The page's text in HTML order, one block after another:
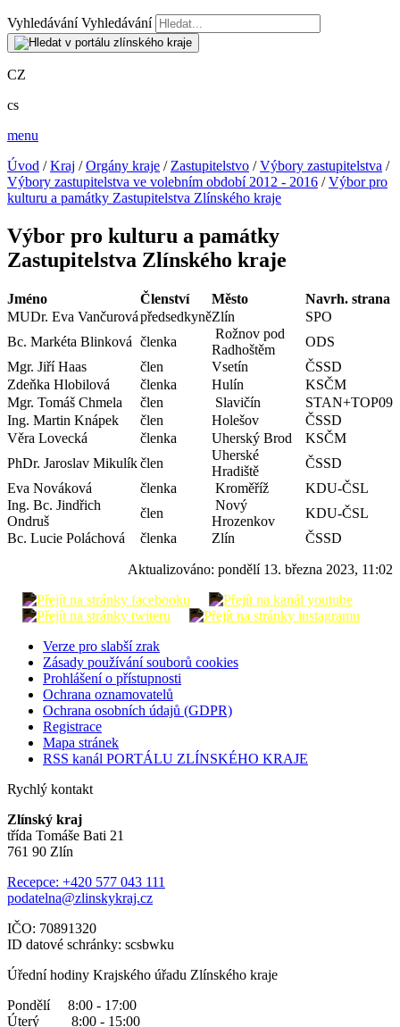
Vyhledávání Vyhledávání
CZ
cs
menu
Úvod /Kraj /Orgány kraje / Zastupitelstvo /Výbory zastupitelstva /
Výbory zastupitelstva ve volebním období 2012 - 2016 /Výbor pro
kulturu a památky Zastupitelstva Zlínského kraje
Výbor pro kulturu a památky
Zastupitelstva Zlínského kraje
Jméno Členství Město
Navrh. strana
MUDr. Eva VančurovápředsedkyněZlín
SPO
Bc. Markéta Blinková členka
Rožnov pod
Radhoštěm
ODS
Mgr. Jiří Haas
člen Vsetín
ČSSD
Zdeňka Hlobilová
členka Hulín
KSČM
Mgr. Tomáš Chmela
člen Slavičín
STAN+TOP09
Ing. Martin Knápek
člen Holešov
ČSSD
Věra Lovecká
členka Uherský Brod
KSČM
PhDr. Jaroslav Mikulíkčlen
Uherské
Hradiště
ČSSD
Eva Nováková
členka Kroměříž
KDU-ČSL
Ing. Bc. Jindřich
Ondruš
člen
Nový
Hrozenkov
KDU-ČSL
Bc. Lucie Poláchová
členka Zlín ČSSD
Aktualizováno: pondělí 13. března 2023, 11:02
Verze pro slabší zrak
Zásady používání souborů cookies
Prohlášení o přístupnosti
Ochrana oznamovatelů
Ochrana osobních údajů (GDPR)
Registrace
Mapa stránek
RSS kanál PORTÁLU ZLÍNSKÉHO KRAJE
Rychlý kontakt
Zlínský kraj
třída Tomáše Bati 21
761 90 Zlín
Recepce: +420 577 043 111
podatelna@zlinskykraj.cz
IČO: 70891320
ID datové schránky: scsbwku
Úřední hodiny Krajského úřadu Zlínského kraje
Pondělí 8:00 - 17:00
Úterý 8:00 - 15:00